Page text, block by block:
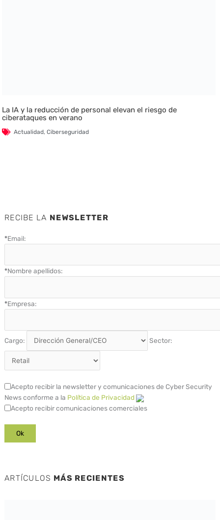
La IA y la reducción de personal elevan el riesgo de
ciberataques en verano
Actualidad,Ciberseguridad
RECIBE LA NEWSLETTER
*Email:
*Nombre apellidos:
*Empresa:
Cargo: Sector:
Acepto recibir la newsletter y comunicaciones de Cyber Security
News conforme a la Política de Privacidad
Acepto recibir comunicaciones comerciales
ARTÍCULOS MÁS RECIENTES